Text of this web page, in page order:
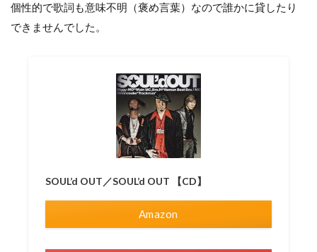
個性的で歌詞も意味不明（褒め言葉）なので誰かに貸したり
できませんでした。
SOUL’d OUT／SOUL’d OUT 【CD】
Amazon